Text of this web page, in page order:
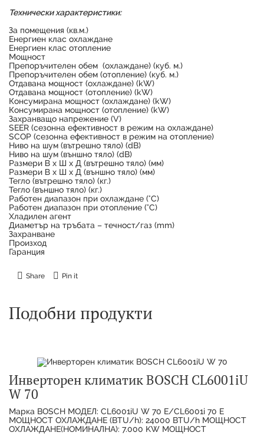
Продуктът е успешно добавен в количката
Технически характеристики:
За помещения (кв.м.)
Енергиен клас охлаждане
Енергиен клас отопление
Мощност
Препоръчителен обем (охлаждане) (куб. м.)
Препоръчителен обем (отопление) (куб. м.)
Отдавана мощност (охлаждане) (kW)
Отдавана мощност (отопление) (kW)
Консумирана мощност (охлаждане) (kW)
Консумирана мощност (отопление) (kW)
Захранващо напрежение (V)
SEER (сезонна ефективност в режим на охлаждане)
SCOP (сезонна ефективност в режим на отопление)
Ниво на шум (вътрешно тяло) (dB)
Ниво на шум (външно тяло) (dB)
Размери В х Ш х Д (вътрешно тяло) (мм)
Размери В х Ш х Д (външно тяло) (мм)
Тегло (вътрешно тяло) (кг.)
Тегло (външно тяло) (кг.)
Работен диапазон при охлаждане (°C)
Работен диапазон при отопление (°C)
Хладилен агент
Диаметър на тръбата – течност/газ (mm)
Захранване
Произход
Гаранция
Share Pin it
Подобни продукти
Инверторен климатик BOSCH CL6001iU
W 70
Марка BOSCH МОДЕЛ: CL6001iU W 70 E/CL6001i 70 E
МОЩНОСТ ОХЛАЖДАНЕ (BTU/h): 24000 BTU/h МОЩНОСТ
ОХЛАЖДАНЕ(НОМИНАЛНА): 7.000 KW МОЩНОСТ